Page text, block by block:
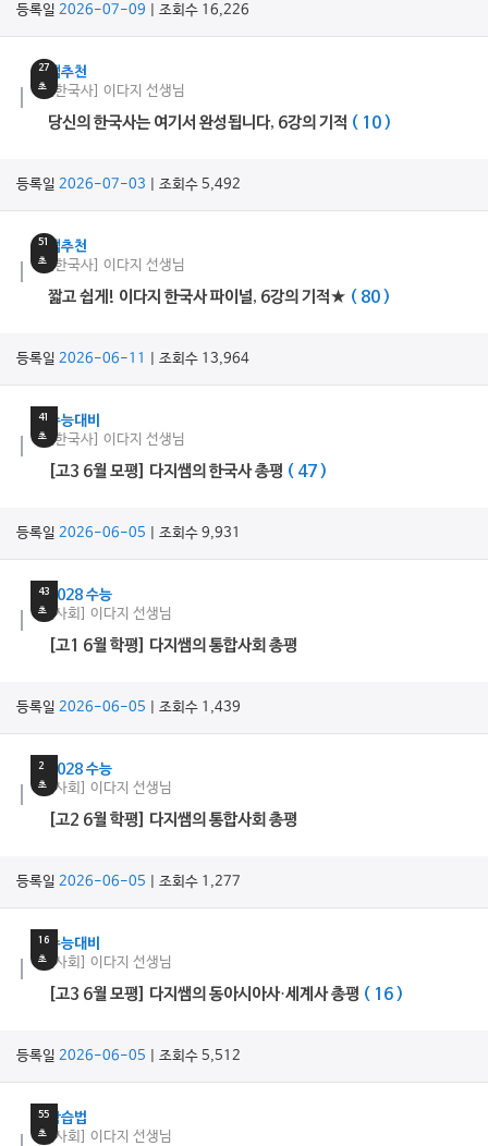
등록일 2026-07-09 | 조회수 16,226
27
초
쌤추천
[한국사] 이다지 선생님
당신의 한국사는 여기서 완성됩니다, 6강의 기적 ( 10 )
등록일 2026-07-03 | 조회수 5,492
51
초
쌤추천
[한국사] 이다지 선생님
짧고 쉽게! 이다지 한국사 파이널, 6강의 기적★ ( 80 )
등록일 2026-06-11 | 조회수 13,964
41
초
수능대비
[한국사] 이다지 선생님
[고3 6월 모평] 다지쌤의 한국사 총평 ( 47 )
등록일 2026-06-05 | 조회수 9,931
43
초
2028 수능
[사회] 이다지 선생님
[고1 6월 학평] 다지쌤의 통합사회 총평
등록일 2026-06-05 | 조회수 1,439
2
초
2028 수능
[사회] 이다지 선생님
[고2 6월 학평] 다지쌤의 통합사회 총평
등록일 2026-06-05 | 조회수 1,277
16
초
수능대비
[사회] 이다지 선생님
[고3 6월 모평] 다지쌤의 동아시아사·세계사 총평 ( 16 )
등록일 2026-06-05 | 조회수 5,512
55
초
학습법
[사회] 이다지 선생님